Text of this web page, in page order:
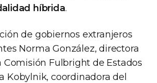
híbrida.
de gobiernos extranjeros
Norma González, directora
Comisión Fulbright de Estados
Kobylnik, coordinadora del